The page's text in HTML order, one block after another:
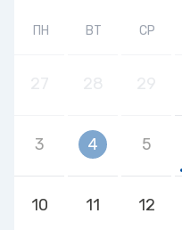
ПН ВТ СР
3 4 5
10 11 12